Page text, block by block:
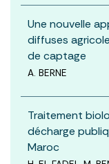
Une nouvelle
diffuses
de captage
A. BERNE
Traitement
décharge
Maroc